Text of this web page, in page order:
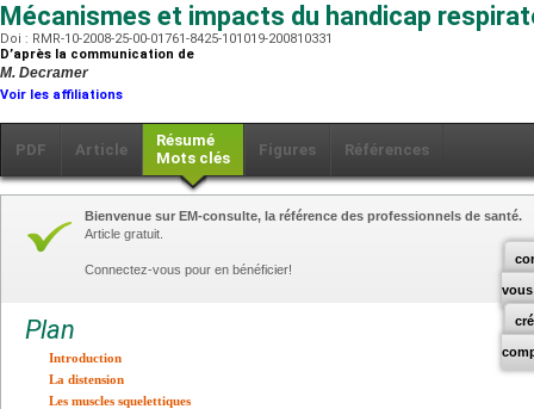
Mécanismes et impacts du handicap
Doi : RMR-10-2008-25-00-01761-8425-101019-200810331
D’après la communication de
M. Decramer
Voir les affiliations
PDF Article
Résumé
Mots clés
Figures Références
vous
Bienvenue sur EM-consulte, la référence des professionnels de santé.
Article gratuit.
Connectez-vous pour en bénéficier!
Plan
Introduction
La distension
Les muscles squelettiques